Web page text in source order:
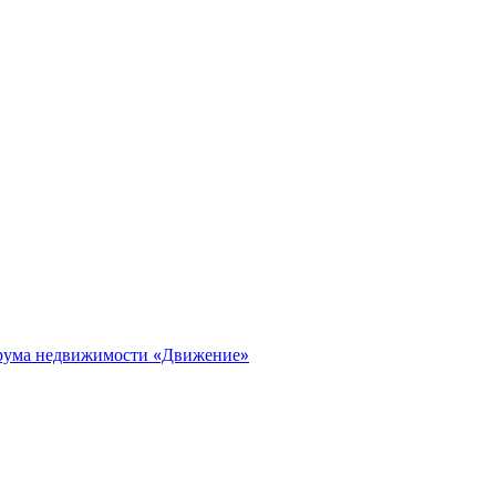
недвижимости «Движение»